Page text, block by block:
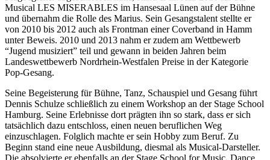
Musical LES MISERABLES im Hansesaal Lünen auf der Bühne
und übernahm die Rolle des Marius. Sein Gesangstalent stellte er
von 2010 bis 2012 auch als Frontman einer Coverband in Hamm
unter Beweis. 2010 und 2013 nahm er zudem am Wettbewerb
“Jugend musiziert” teil und gewann in beiden Jahren beim
Landeswettbewerb Nordrhein-Westfalen Preise in der Kategorie
Pop-Gesang.
Seine Begeisterung für Bühne, Tanz, Schauspiel und Gesang führt
Dennis Schulze schließlich zu einem Workshop an der Stage School
Hamburg. Seine Erlebnisse dort prägten ihn so stark, dass er sich
tatsächlich dazu entschloss, einen neuen beruflichen Weg
einzuschlagen. Folglich machte er sein Hobby zum Beruf. Zu
Beginn stand eine neue Ausbildung, diesmal als Musical-Darsteller.
Die absolvierte er ebenfalls an der Stage School for Music, Dance